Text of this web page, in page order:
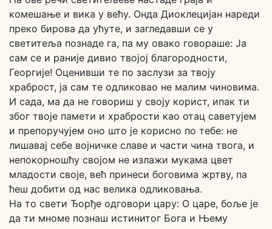
комешање и вика у већу. Онда Диоклецијан нареди
преко бирова да ућуте, и загледавши се у
светитеља познаде га, па му овако говораше: Ја
сам се и раније дивио твојој благородности,
Георгије! Оценивши те по заслузи за твоју
храброст, ја сам те одликовао не малим чиновима.
И сада, ма да не говориш у своју корист, ипак ти
због твоје памети и храбрости као отац саветујем
и препоручујем оно што је корисно по тебе: не
лишавај себе војничке славе и части чина твога, и
непокорношћу својом не излажи мукама цвет
младости своје, већ принеси боговима жртву, па
ћеш добити од нас велика одликовања.
На то свети Ђорђе одговори цару: О царе, боље је
да ти мноме познаш истинитог Бога и Њему